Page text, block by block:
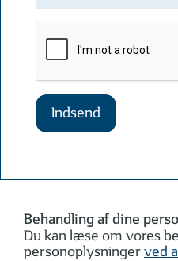
Indsend
Behandling af dine
Du kan læse om vores
personoplysningerved